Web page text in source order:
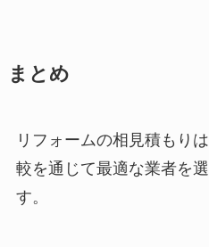
まとめ
リフォームの相見積もり
較を通じて最適な業者を
す。